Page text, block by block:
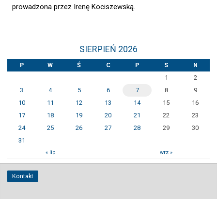
prowadzona przez Irenę Kociszewską.
SIERPIEŃ 2026
P W Ś C P S
N
1
2
3
4 5 6 7 8
9
10
11 12 13 14 15
16
17
18 19 20 21 22
23
24
25 26 27 28 29
30
31
« lip wrz »
Kontakt